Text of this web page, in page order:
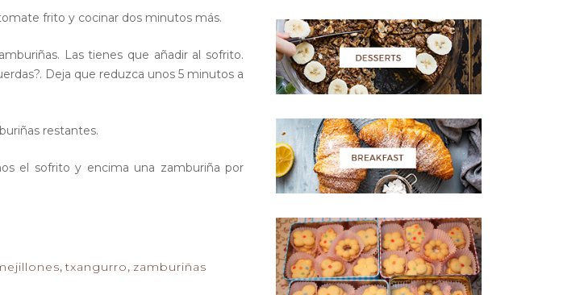
frito y cocinar dos minutos más.
Las tienes que añadir al sofrito.
Deja que reduzca unos 5 minutos a
restantes.
el sofrito y encima una zamburiña por
,txangurro, zamburiñas